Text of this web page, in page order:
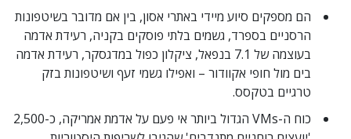
הם מספקים סיוע מיידי באתרי אסון, בין אם מדובר בשיטפונות
הרסניים בספרד, גשמים בלתי פוסקים בקניה, רעידת אדמה
בעוצמה של 7.1 בנפאל, ציקלון כפול במדגסקר, רעידת אדמה
בים מול חופי אקוודור – ואפילו גשמי זעף ושיטפונות בזק
טרגיים בטקסס.
כוח ה-VMs הגדול ביותר אי פעם על אדמת אמריקה, כ-2,500